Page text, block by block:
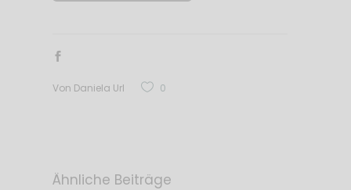
Von Daniela Url 0
Ähnliche Beiträge